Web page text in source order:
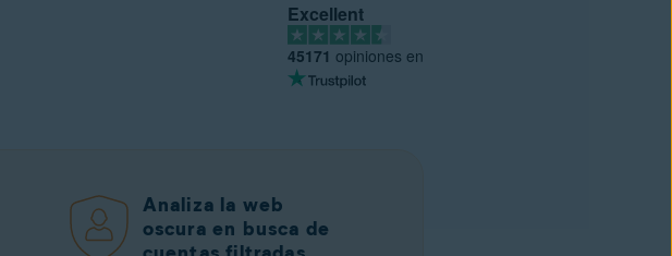
Excellent
45171 opiniones en
Analiza la web
oscura en busca de